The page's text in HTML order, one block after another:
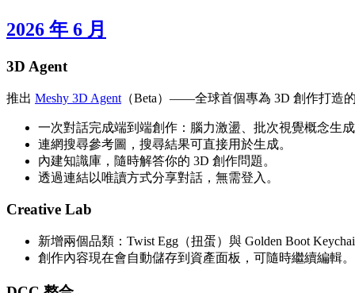
2026 年 6 月
3D Agent
推出 Meshy 3D Agent （Beta）——全球首個專為 3D 創作打造
一次對話完成端到端創作：腦力激盪、批次視覺概念生
連網搜尋參考圖，搜尋結果可直接用於生成。
內建知識庫，隨時解答你的 3D 創作問題。
透過連結以唯讀方式分享對話，無需登入。
Creative Lab
新增兩個品類：Twist Egg（扭蛋）與 Golden Boot
創作內容現在會自動儲存到資產面板，可隨時繼續編輯。